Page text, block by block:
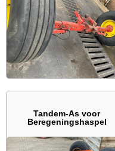
Tandem-As voor
Beregeningshaspel